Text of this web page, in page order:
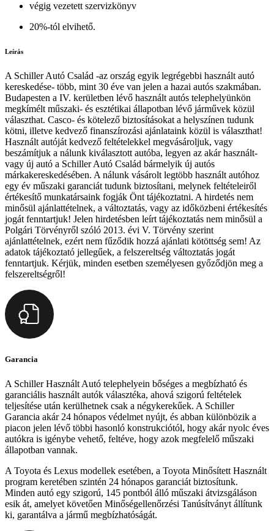
végig vezetett szervizkönyv
20%-tól elvihető.
Leírás
A Schiller Autó Család -az ország egyik legrégebbi használt autó
kereskedése- több, mint 30 éve van jelen a hazai autós szakmában.
Budapesten a IV. kerületben lévő használt autós telephelyünkön
megkímélt műszaki- és esztétikai állapotban lévő járművek közül
választhat. Casco- és kötelező biztosításokat a helyszínen tudunk
kötni, illetve kedvező finanszírozási ajánlataink közül is választhat!
Használt autóját kedvező feltételekkel megvásároljuk, vagy
beszámítjuk a nálunk kiválasztott autóba, legyen az akár használt-
vagy új autó a Schiller Autó Család bármelyik új autós
márkakereskedésében. A nálunk vásárolt legtöbb használt autóhoz
egy év műszaki garanciát tudunk biztosítani, melynek feltételeiről
értékesítő munkatársaink fogják Önt tájékoztatni. A hirdetés nem
minősül ajánlattételnek, a változtatás, vagy az időközbeni értékesítés
jogát fenntartjuk! Jelen hirdetésben leírt tájékoztatás nem minősül a
Polgári Törvényről szóló 2013. évi V. Törvény szerint
ajánlattételnek, ezért nem fűződik hozzá ajánlati kötöttség sem! Az
adatok tájékoztató jellegűek, a felszereltség változtatás jogát
fenntartjuk. Kérjük, minden esetben személyesen győződjön meg a
felszereltségről!
Garancia
A Schiller Használt Autó telephelyein bőséges a megbízható és
garanciális használt autók választéka, ahová szigorú feltételek
teljesítése után kerülhetnek csak a négykerekűek. A Schiller
Garancia akár 24 hónapos védelmet nyújt, és abban különbözik a
piacon jelen lévő többi hasonló konstrukciótól, hogy akár nyolc éves
autókra is igénybe vehető, feltéve, hogy azok megfelelő műszaki
állapotban vannak.
A Toyota és Lexus modellek esetében, a Toyota Minősített Használt
program keretében szintén 24 hónapos garanciát biztosítunk.
Minden autó egy szigorú, 145 pontból álló műszaki átvizsgáláson
esik át, amelyet követően Minőségellenőrzési Tanúsítványt állítunk
ki, garantálva a jármű megbízhatóságát.